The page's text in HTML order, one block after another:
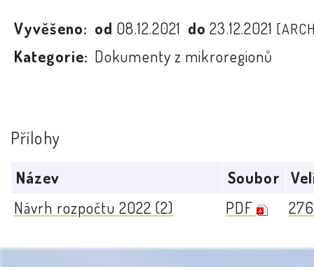
Vyvěšeno: od 08.12.2021 do23.12.2021
Kategorie: Dokumenty z mikroregionů
Přílohy
Název Soubor
Návrh rozpočtu 2022 (2)
PDF